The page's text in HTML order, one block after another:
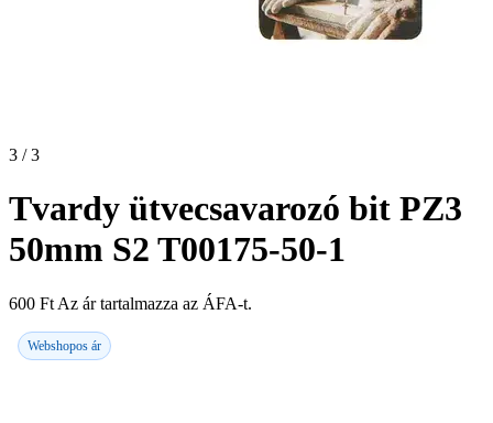
3 / 3
Tvardy ütvecsavarozó bit PZ3
50mm S2 T00175-50-1
600 Ft Az ár tartalmazza az ÁFA-t.
Webshopos ár